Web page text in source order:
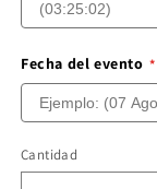
Fecha del evento
Cantidad